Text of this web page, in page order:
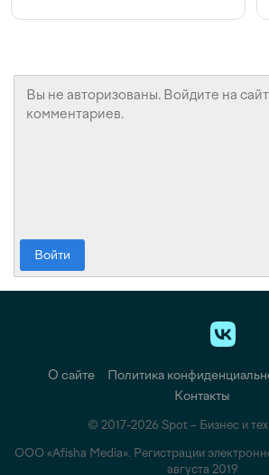
Войти
О сайте Политика
Контакты
© 2017-2026 Spot – Бизнес и
ООО «Afisha Media». Регистрации
августа 2019